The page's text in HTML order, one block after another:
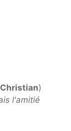
)
l'amitié